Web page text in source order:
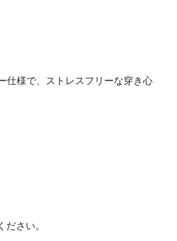
仕様で、ストレスフリーな穿き心
さい。